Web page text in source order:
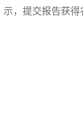
示，提交报告获得